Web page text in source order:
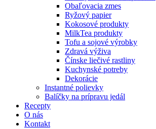
Obaľovacia zmes
Ryžový papier
Kokosové produkty
MilkTea produkty
Tofu a sojové výrobky
Zdravá výživa
Čínske liečivé rastliny
Kuchynské potreby
Dekorácie
Instantné polievky
Balíčky na prípravu jedál
Recepty
O nás
Kontakt